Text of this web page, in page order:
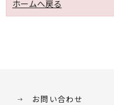
ホームへ戻る
お問い合わせ